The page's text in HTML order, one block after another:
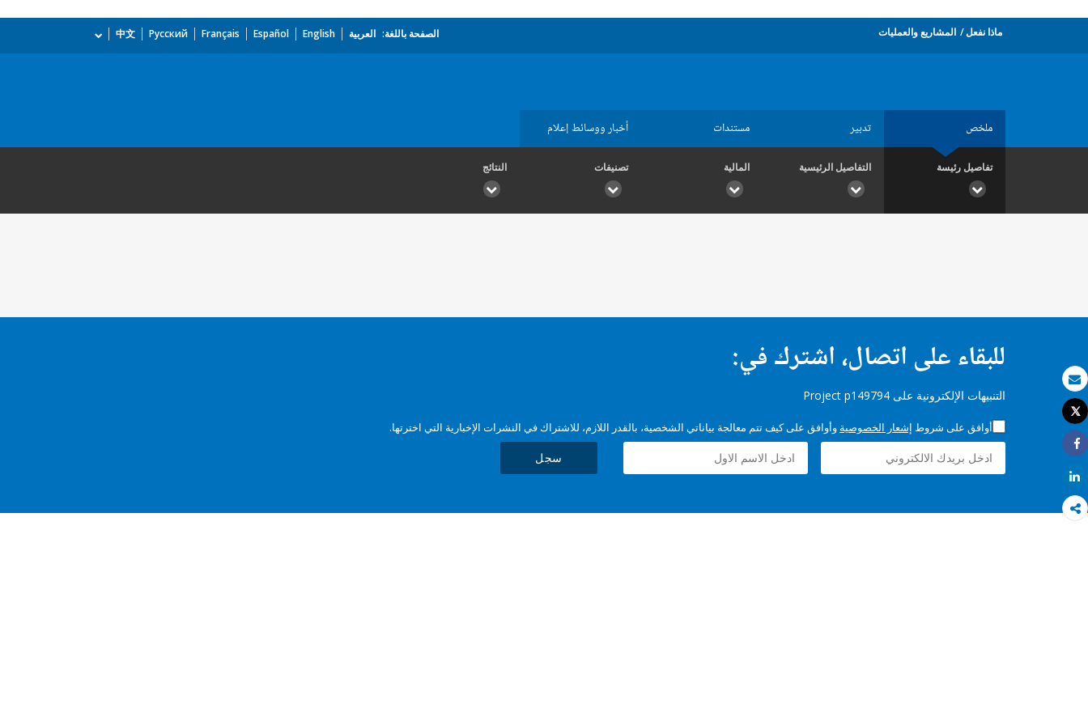
بريد الكتروني
طباعة
Tweet
Share
Share
ماذا نفعل المشاريع والعمليات الصفحة باللغة: العربية English
Español
Français
Русский
中文
ملخص تدبير مستندات أخبار ووسائط إعلام
تفاصيل رئيسة التفاصيل الرئيسية المالية تصنيفات النتائج
للبقاء على اتصال، اشترك في:
التنبيهات الإلكترونية على Project p149794
أوافق على شروط إشعار الخصوصية وأوافق على كيف تتم معالجة بياناتي الشخصية، بالقدر اللازم، للاشتراك في النشرات الإخبارية التي اخترتها.
سجل